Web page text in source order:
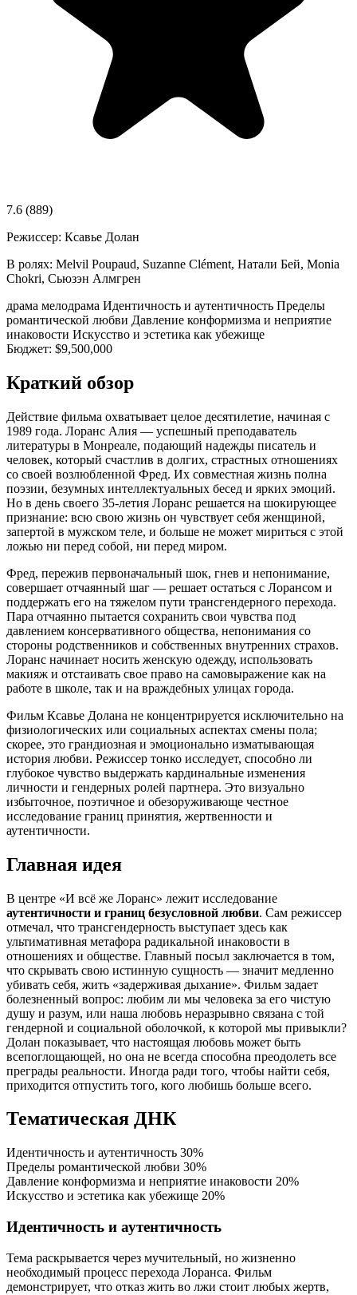
7.6 (889)
Режиссер: Ксавье Долан
В ролях: Melvil Poupaud, Suzanne Clément, Натали Бей, Monia
Chokri, Сьюзэн Алмгрен
драма мелодрама Идентичность и аутентичность Пределы
романтической любви Давление конформизма и неприятие
инаковости Искусство и эстетика как убежище
Бюджет: $9,500,000
Краткий обзор
Действие фильма охватывает целое десятилетие, начиная с
1989 года. Лоранс Алия — успешный преподаватель
литературы в Монреале, подающий надежды писатель и
человек, который счастлив в долгих, страстных отношениях
со своей возлюбленной Фред. Их совместная жизнь полна
поэзии, безумных интеллектуальных бесед и ярких эмоций.
Но в день своего 35-летия Лоранс решается на шокирующее
признание: всю свою жизнь он чувствует себя женщиной,
запертой в мужском теле, и больше не может мириться с этой
ложью ни перед собой, ни перед миром.
Фред, пережив первоначальный шок, гнев и непонимание,
совершает отчаянный шаг — решает остаться с Лорансом и
поддержать его на тяжелом пути трансгендерного перехода.
Пара отчаянно пытается сохранить свои чувства под
давлением консервативного общества, непонимания со
стороны родственников и собственных внутренних страхов.
Лоранс начинает носить женскую одежду, использовать
макияж и отстаивать свое право на самовыражение как на
работе в школе, так и на враждебных улицах города.
Фильм Ксавье Долана не концентрируется исключительно на
физиологических или социальных аспектах смены пола;
скорее, это грандиозная и эмоционально изматывающая
история любви. Режиссер тонко исследует, способно ли
глубокое чувство выдержать кардинальные изменения
личности и гендерных ролей партнера. Это визуально
избыточное, поэтичное и обезоруживающе честное
исследование границ принятия, жертвенности и
аутентичности.
Главная идея
В центре «И всё же Лоранс» лежит исследование
аутентичности и границ безусловной любви. Сам режиссер
отмечал, что трансгендерность выступает здесь как
ультимативная метафора радикальной инаковости в
отношениях и обществе. Главный посыл заключается в том,
что скрывать свою истинную сущность — значит медленно
убивать себя, жить «задерживая дыхание». Фильм задает
болезненный вопрос: любим ли мы человека за его чистую
душу и разум, или наша любовь неразрывно связана с той
гендерной и социальной оболочкой, к которой мы привыкли?
Долан показывает, что настоящая любовь может быть
всепоглощающей, но она не всегда способна преодолеть все
преграды реальности. Иногда ради того, чтобы найти себя,
приходится отпустить того, кого любишь больше всего.
Тематическая ДНК
Идентичность и аутентичность 30%
Пределы романтической любви 30%
Давление конформизма и неприятие инаковости 20%
Искусство и эстетика как убежище 20%
Идентичность и аутентичность
Тема раскрывается через мучительный, но жизненно
необходимый процесс перехода Лоранса. Фильм
демонстрирует, что отказ жить во лжи стоит любых жертв,